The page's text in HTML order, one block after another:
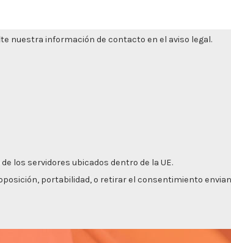
nuestra información de contacto en el aviso legal.
los servidores ubicados dentro de la UE.
portabilidad, o retirar el consentimiento